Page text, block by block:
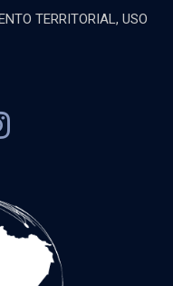
TERRITORIAL, USO